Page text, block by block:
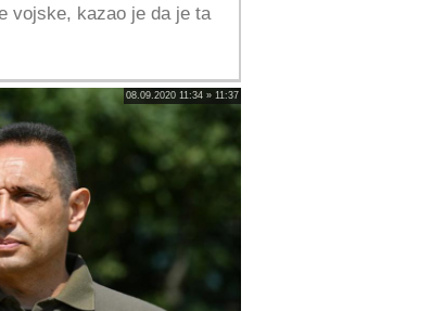
vojske, kazao je da je ta
08.09.2020 11:34 » 11:37